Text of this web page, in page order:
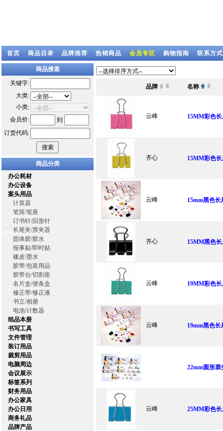
首页 商品目录 品牌推荐 热销商品 会员专区 购物指南 联系方式
商品搜索
关键字:
大类:
小类:
会员价:
到
订货代码:
商品分类
办公耗材
办公设备
案头用品
计算器
笔筒/笔座
订书针/回形针
长尾夹/票夹器
固体胶/胶水
报事贴/即时贴
橡皮/墨水
胶带/包装用品
胶带台/切割座
名片盒/便条盒
修正带/修正液
书立/相册
电池/计数器
纸品本册
书写工具
文件管理
装订用品
裁剪用品
电脑周边
会议展示
标签系列
财务用品
办公家具
办公日用
商务礼品
品牌产品
品牌 名称
云峰 15MM彩色
齐心 15MM彩色
云峰 15mm黑色
齐心 15MM黑色长
云峰 19MM彩色
云峰 19mm黑色
22mm圆形票
云峰 25MM彩色